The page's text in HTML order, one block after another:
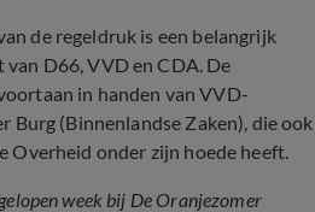
de regeldruk is een belangrijk
D66, VVD en CDA. De
in handen van VVD-
Burg (Binnenlandse Zaken), die ook
Overheid onder zijn hoede heeft.
week bij De Oranjezomer